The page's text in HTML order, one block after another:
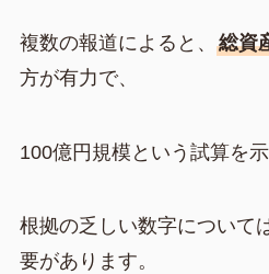
複数の報道によると、 総資
方が有力で、
100億円規模という試算を
根拠の乏しい数字について
要があります。